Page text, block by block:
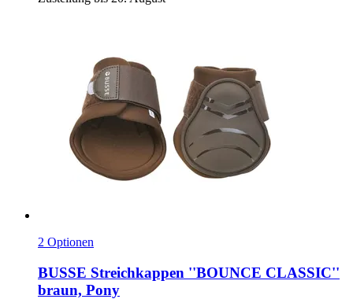
2 Optionen
BUSSE Streichkappen ''BOUNCE CLASSIC''
braun, Pony